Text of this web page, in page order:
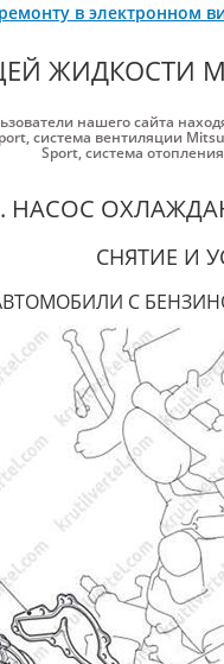
в электронном
нашего сайта
,система вентиляции
Sport,система
НАСОС
СНЯТИЕ И
С